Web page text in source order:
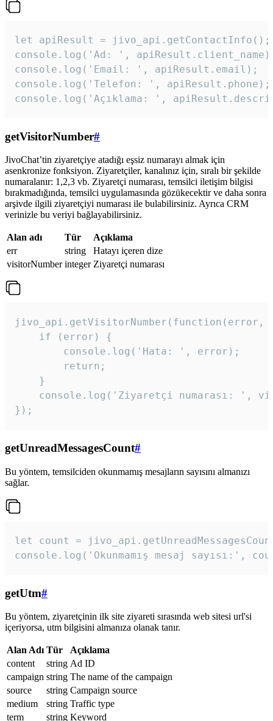
let apiResult = jivo_api.getContactInfo();
console.log('Ad: ',
console.log('Email: ', apiResult.email);
console.log('Telefon: ', apiResult.phone);
console.log('Açıklama: ',
getVisitorNumber#
JivoChat’tin ziyaretçiye atadığı eşsiz numarayı almak için
asenkronize fonksiyon. Ziyaretçiler, kanalınız için, sıralı bir şekilde
numaralanır: 1,2,3 vb. Ziyaretçi numarası, temsilci iletişim bilgisi
bırakmadığında, temsilci uygulamasında gözükecektir ve daha sonra
arşivde ilgili ziyaretçiyi numarası ile bulabilirsiniz. Ayrıca CRM
verinizle bu veriyi bağlayabilirsiniz.
Alan adı Tür
Açıklama
err
string
Hatayı içeren dize
visitorNumber integer Ziyaretçi numarası
jivo_api.getVisitorNumber(function(error,
    if (error) {
        console.log('Hata: ', error);
        return;
    }
console.log('Ziyaretçi numarası: ',
});
getUnreadMessagesCount#
Bu yöntem, temsilciden okunmamış mesajların sayısını almanızı
sağlar.
let count =
console.log('Okunmamış mesaj sayısı:',
getUtm#
Bu yöntem, ziyaretçinin ilk site ziyareti sırasında web sitesi url'si
içeriyorsa, utm bilgisini almanıza olanak tanır.
Alan Adı Tür
Açıklama
content
string Ad ID
campaign string The name of the campaign
source
string Campaign source
medium
string Traffic type
term
string Keyword